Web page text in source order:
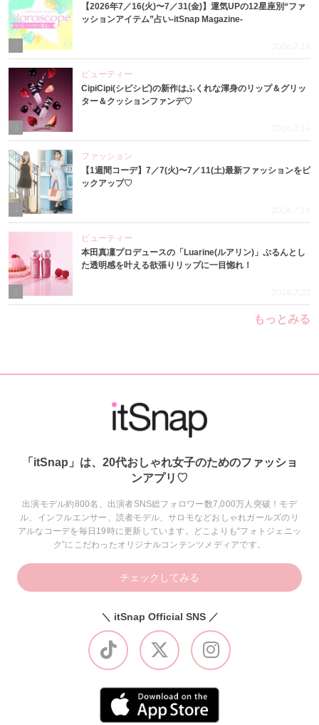
【2026年7／16(火)〜7／31(金)】運気UPの12星座別“ファ
ッションアイテム”占い-itSnap Magazine-
2026.7.16
3
ビューティー
CipiCipi(シピシピ)の新作はふくれな渾身のリップ＆グリッ
ター＆クッションファンデ♡
2026.7.14
4
ファッション
【1週間コーデ】7／7(火)〜7／11(土)最新ファッションをピ
ックアップ♡
2026.7.15
ビューティー
本田真凜プロデュースの「Luarine(ルアリン)」ぷるんとし
た透明感を叶える欲張りリップに一目惚れ！
2026.7.22
もっとみる
「itSnap」は、20代おしゃれ女子のためのファッショ
ンアプリ♡
出演モデル約800名、出演者SNS総フォロワー数7,000万人突破！モデ
ル、インフルエンサー、読者モデル、サロモなどおしゃれガールズのリ
アルなコーデを毎日19時に更新しています。どこよりも“フォトジェニッ
ク”にこだわったオリジナルコンテンツメディアです。
チェックしてみる
＼ itSnap Official SNS ／